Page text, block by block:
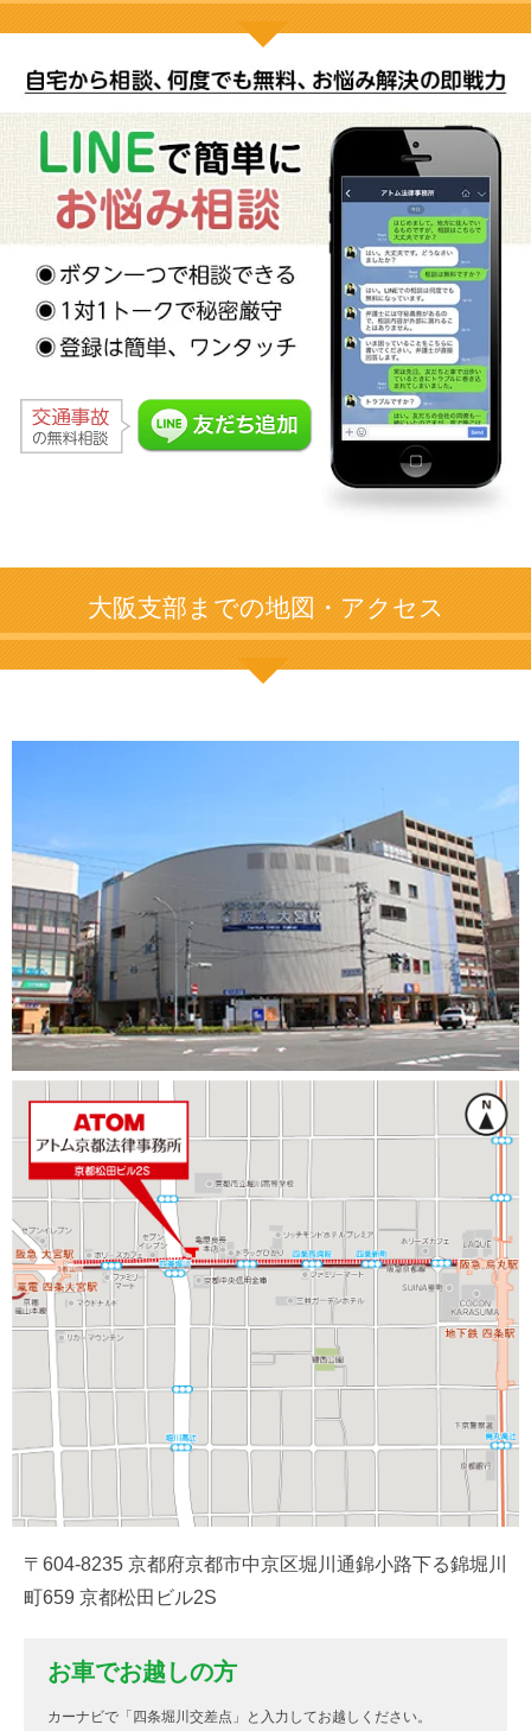
大阪支部までの地図・アクセス
〒604-8235 京都府京都市中京区堀川通錦小路下る錦堀川
町659 京都松田ビル2S
お車でお越しの方
カーナビで「四条堀川交差点」と入力してお越しください。